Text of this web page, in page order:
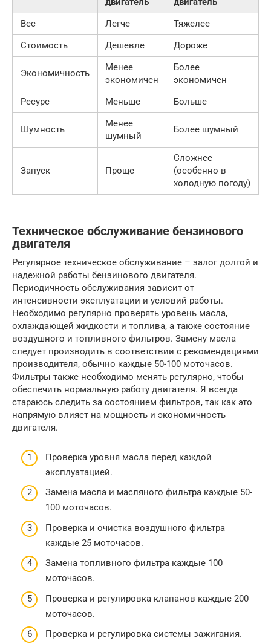
Вес
Легче
Тяжелее
Стоимость
Дешевле Дороже
Экономичность
Менее
экономичен
Более
экономичен
Ресурс
Меньше Больше
Шумность
Менее
шумный
Более шумный
Запуск Проще
Сложнее
(особенно в
холодную погоду)
Техническое обслуживание бензинового
двигателя
Регулярное техническое обслуживание – залог долгой и
надежной работы бензинового двигателя.
Периодичность обслуживания зависит от
интенсивности эксплуатации и условий работы.
Необходимо регулярно проверять уровень масла,
охлаждающей жидкости и топлива, а также состояние
воздушного и топливного фильтров. Замену масла
следует производить в соответствии с рекомендациями
производителя, обычно каждые 50-100 моточасов.
Фильтры также необходимо менять регулярно, чтобы
обеспечить нормальную работу двигателя. Я всегда
стараюсь следить за состоянием фильтров, так как это
напрямую влияет на мощность и экономичность
двигателя.
Проверка уровня масла перед каждой
эксплуатацией.
Замена масла и масляного фильтра каждые 50-
100 моточасов.
Проверка и очистка воздушного фильтра
каждые 25 моточасов.
Замена топливного фильтра каждые 100
моточасов.
Проверка и регулировка клапанов каждые 200
моточасов.
Проверка и регулировка системы зажигания.